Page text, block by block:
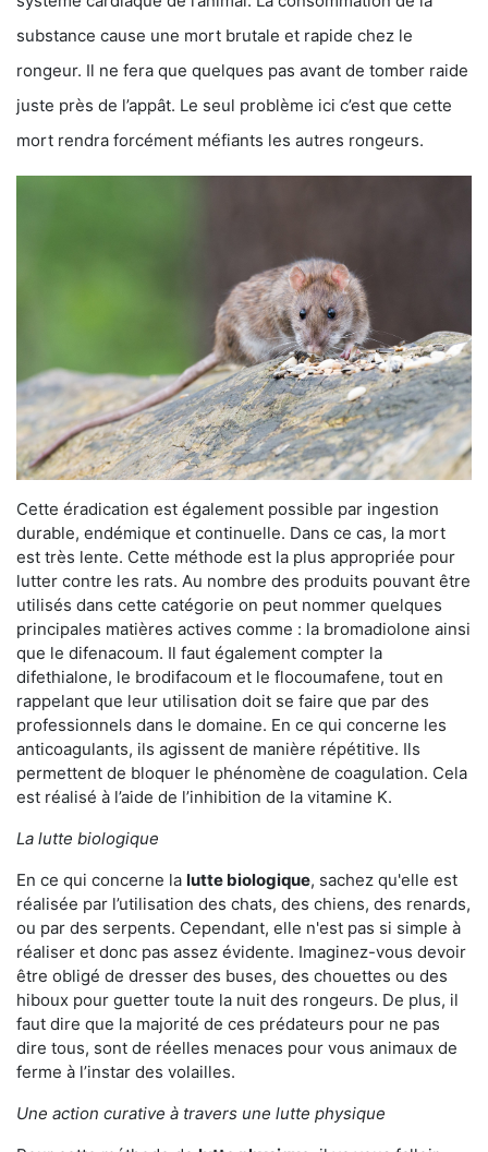
substance cause une mort brutale et rapide chez le
rongeur. Il ne fera que quelques pas avant de tomber raide
juste près de l’appât. Le seul problème ici c’est que cette
mort rendra forcément méfiants les autres rongeurs.
Cette éradication est également possible par ingestion
durable, endémique et continuelle. Dans ce cas, la mort
est très lente. Cette méthode est la plus appropriée pour
lutter contre les rats. Au nombre des produits pouvant être
utilisés dans cette catégorie on peut nommer quelques
principales matières actives comme : la bromadiolone ainsi
que le difenacoum. Il faut également compter la
difethialone, le brodifacoum et le flocoumafene, tout en
rappelant que leur utilisation doit se faire que par des
professionnels dans le domaine. En ce qui concerne les
anticoagulants, ils agissent de manière répétitive. Ils
permettent de bloquer le phénomène de coagulation. Cela
est réalisé à l’aide de l’inhibition de la vitamine K.
La lutte biologique
En ce qui concerne la lutte biologique, sachez qu'elle est
réalisée par l’utilisation des chats, des chiens, des renards,
ou par des serpents. Cependant, elle n'est pas si simple à
réaliser et donc pas assez évidente. Imaginez-vous devoir
être obligé de dresser des buses, des chouettes ou des
hiboux pour guetter toute la nuit des rongeurs. De plus, il
faut dire que la majorité de ces prédateurs pour ne pas
dire tous, sont de réelles menaces pour vous animaux de
ferme à l’instar des volailles.
Une action curative à travers une lutte physique